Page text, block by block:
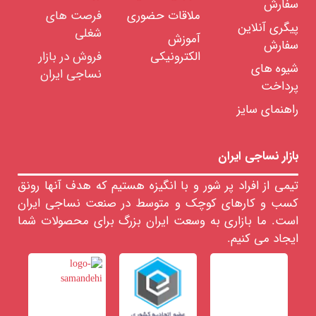
موهر
الیاف
گیاهی
الیاف
معدنی
الیاف
مصنوعی
الیاف
رنگرزی
الیاف
خدمات
آزمایشگاهی
الیاف
رنگ
های
نساجی
سفارش
پیگری آنلاین
سفارش
شیوه های
پرداخت
راهنمای سایز
ملاقات حضوری
آموزش
الکترونیکی
فرصت های
شغلی
فروش در بازار
نساجی ایران
بازار نساجی ایران
تیمی از افراد پر شور و با انگیزه هستیم که هدف آنها رونق
کسب و کارهای کوچک و متوسط در صنعت نساجی ایران
است. ما بازاری به وسعت ایران بزرگ برای محصولات شما
ایجاد می کنیم.